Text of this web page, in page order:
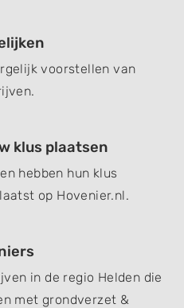
voorstellen van
klus plaatsen
hebben hun klus
op Hovenier.nl.
in de regio Helden die
met grondverzet &